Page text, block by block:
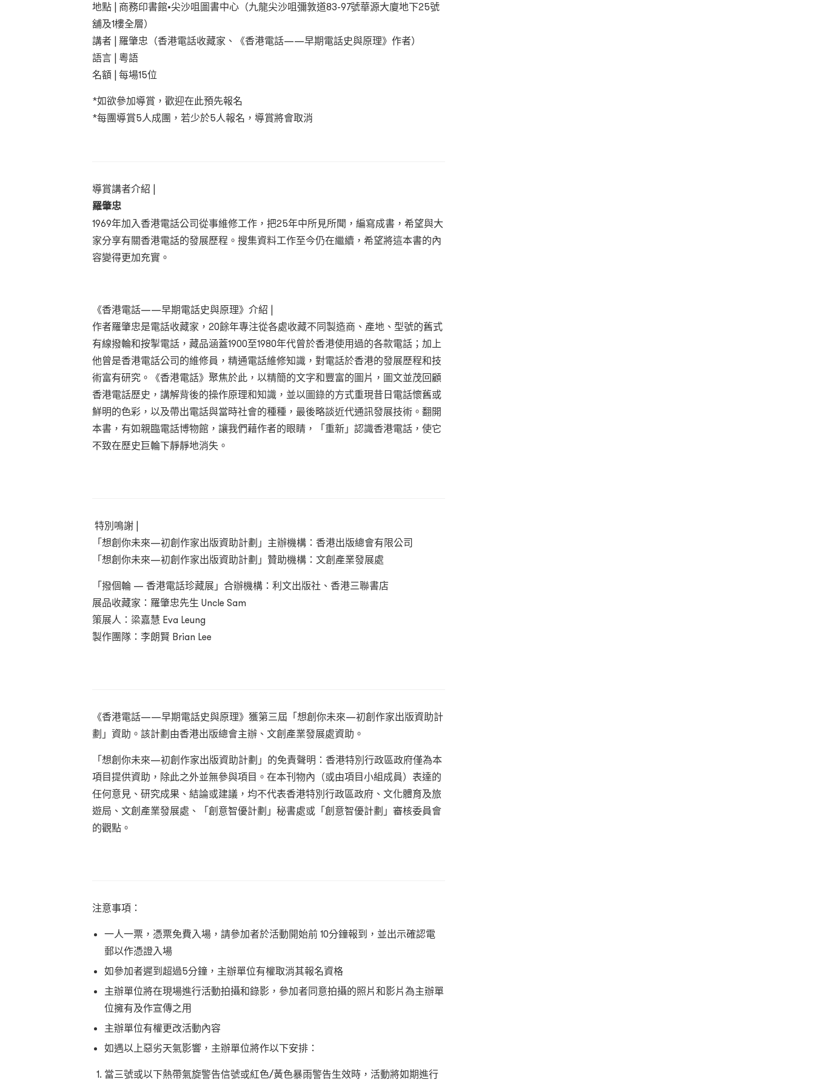
地點 | 商務印書館•尖沙咀圖書中心（九龍尖沙咀彌敦道83-97號華源大廈地下25號
舖及1樓全層）
講者 | 羅肇忠（香港電話收藏家、《香港電話——早期電話史與原理》作者）
語言 | 粵語
名額 | 每場15位
*如欲參加導賞，歡迎在此預先報名
*每團導賞5人成團，若少於5人報名，導賞將會取消
導賞講者介紹 |
羅肇忠
1969年加入香港電話公司從事維修工作，把25年中所見所聞，編寫成書，希望與大
家分享有關香港電話的發展歷程。搜集資料工作至今仍在繼續，希望將這本書的內
容變得更加充實。
《香港電話——早期電話史與原理》介紹 |
作者羅肇忠是電話收藏家，20餘年專注從各處收藏不同製造商、產地、型號的舊式
有線撥輪和按掣電話，藏品涵蓋1900至1980年代曾於香港使用過的各款電話；加上
他曾是香港電話公司的維修員，精通電話維修知識，對電話於香港的發展歷程和技
術富有研究。《香港電話》聚焦於此，以精簡的文字和豐富的圖片，圖文並茂回顧
香港電話歷史，講解背後的操作原理和知識，並以圖錄的方式重現昔日電話懷舊或
鮮明的色彩，以及帶出電話與當時社會的種種，最後略談近代通訊發展技術。翻開
本書，有如親臨電話博物館，讓我們藉作者的眼睛，「重新」認識香港電話，使它
不致在歷史巨輪下靜靜地消失。
特別鳴謝 |
「想創你未來—初創作家出版資助計劃」主辦機構：香港出版總會有限公司
「想創你未來—初創作家出版資助計劃」贊助機構：文創產業發展處
「撥個輪 — 香港電話珍藏展」合辦機構：利文出版社、香港三聯書店
展品收藏家：羅肇忠先生 Uncle Sam
策展人：梁嘉慧 Eva Leung
製作團隊：李朗賢 Brian Lee
《香港電話——早期電話史與原理》獲第三屆「想創你未來—初創作家出版資助計
劃」資助。該計劃由香港出版總會主辦、文創產業發展處資助。
「想創你未來—初創作家出版資助計劃」的免責聲明：香港特別行政區政府僅為本
項目提供資助，除此之外並無參與項目。在本刊物內（或由項目小組成員）表達的
任何意見、研究成果、結論或建議，均不代表香港特別行政區政府、文化體育及旅
遊局、文創產業發展處、「創意智優計劃」秘書處或「創意智優計劃」審核委員會
的觀點。
注意事項：
一人一票，憑票免費入場，請參加者於活動開始前 10分鐘報到，並出示確認電
郵以作憑證入場
如參加者遲到超過5分鐘，主辦單位有權取消其報名資格
主辦單位將在現場進行活動拍攝和錄影，參加者同意拍攝的照片和影片為主辦單
位擁有及作宣傳之用
主辦單位有權更改活動內容
如遇以上惡劣天氣影響，主辦單位將作以下安排：
當三號或以下熱帶氣旋警告信號或紅色/黃色暴雨警告生效時，活動將如期進行